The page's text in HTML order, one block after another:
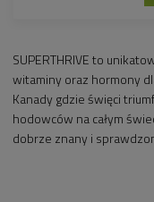
SUPERTHRIVE to
witaminy oraz hormony
Kanady gdzie święci
hodowców na całym
dobrze znany i